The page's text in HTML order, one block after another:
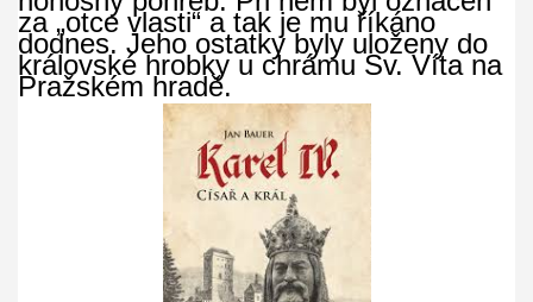
za „otce vlasti“ a tak je mu říkáno
dodnes. Jeho ostatky byly uloženy do
královské hrobky u chrámu Sv. Víta na
Pražském hradě.